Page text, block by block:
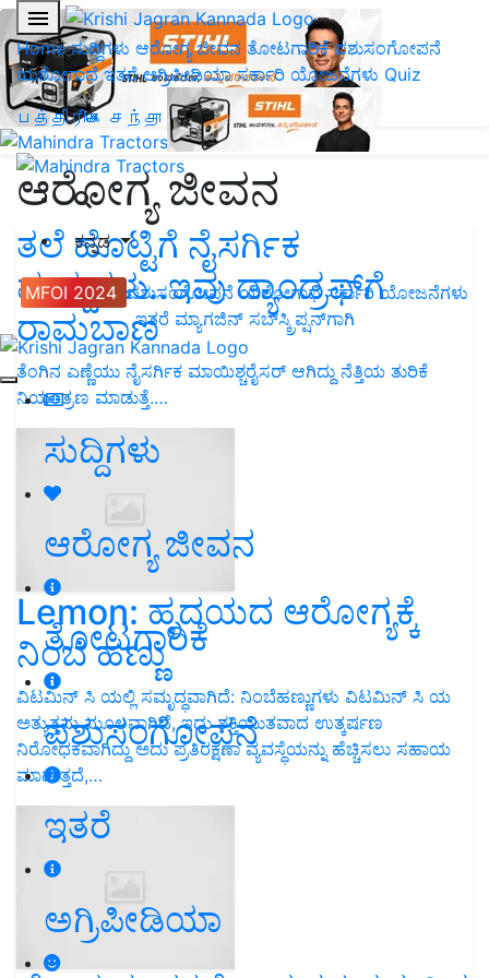
Home ಸುದ್ದಿಗಳು ಆರೋಗ್ಯ ಜೀವನ ತೋಟಗಾರಿಕೆಪಶುಸಂಗೋಪನೆ
ಯಶೋಗಾಥೆ ಇತರೆ ಅಗ್ರಿಪೀಡಿಯಾ ಸರ್ಕಾರಿ ಯೋಜನೆಗಳು Quiz
பத்திரிகை சந்தா
ಕನ್ನಡ
MFOI 2024 ಪಶುಸಂಗೋಪನೆ ಯಶೋಗಾಥೆ ಸರ್ಕಾರಿ ಯೋಜನೆಗಳು
ಇತರೆ ಮ್ಯಾಗಜಿನ್‌ ಸಬ್‌ಸ್ಕ್ರಿಪ್ಷನ್‌ಗಾಗಿ
ಸುದ್ದಿಗಳು
ಆರೋಗ್ಯ ಜೀವನ
ತೋಟಗಾರಿಕೆ
ಪಶುಸಂಗೋಪನೆ
ಇತರೆ
ಅಗ್ರಿಪೀಡಿಯಾ
ಆರೋಗ್ಯ ಜೀವನ
ತಲೆ ಹೊಟ್ಟಿಗೆ ನೈಸರ್ಗಿಕ
ಮದ್ದುಗಳು..ಇವು ಡ್ಯಾಂಡ್ರಫ್‌ಗೆ
ರಾಮಬಾಣ
ತೆಂಗಿನ ಎಣ್ಣೆಯು ನೈಸರ್ಗಿಕ ಮಾಯಿಶ್ಚರೈಸರ್ ಆಗಿದ್ದು ನೆತ್ತಿಯ ತುರಿಕೆ
ನಿಯಂತ್ರಣ ಮಾಡುತ್ತೆ.…
Lemon: ಹೃದಯದ ಆರೋಗ್ಯಕ್ಕೆ
ನಿಂಬೆ ಹಣ್ಣು
ವಿಟಮಿನ್ ಸಿ ಯಲ್ಲಿ ಸಮೃದ್ಧವಾಗಿದೆ: ನಿಂಬೆಹಣ್ಣುಗಳು ವಿಟಮಿನ್ ಸಿ ಯ
ಅತ್ಯುತ್ತಮ ಮೂಲವಾಗಿದೆ, ಇದು ಶಕ್ತಿಯುತವಾದ ಉತ್ಕರ್ಷಣ
ನಿರೋಧಕವಾಗಿದ್ದು ಅದು ಪ್ರತಿರಕ್ಷಣಾ ವ್ಯವಸ್ಥೆಯನ್ನು ಹೆಚ್ಚಿಸಲು ಸಹಾಯ
ಮಾಡುತ್ತದೆ,…